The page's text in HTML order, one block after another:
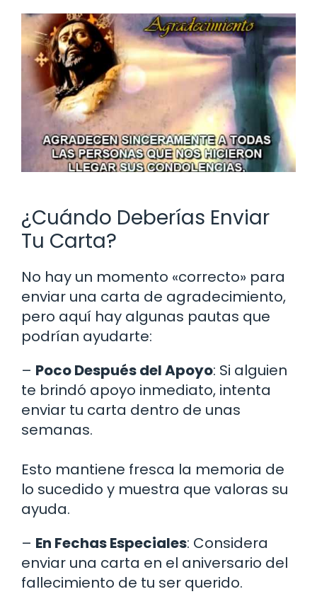
¿Cuándo Deberías Enviar
Tu Carta?
No hay un momento «correcto» para
enviar una carta de agradecimiento,
pero aquí hay algunas pautas que
podrían ayudarte:
– Poco Después del Apoyo: Si alguien
te brindó apoyo inmediato, intenta
enviar tu carta dentro de unas
semanas.
Esto mantiene fresca la memoria de
lo sucedido y muestra que valoras su
ayuda.
– En Fechas Especiales: Considera
enviar una carta en el aniversario del
fallecimiento de tu ser querido.